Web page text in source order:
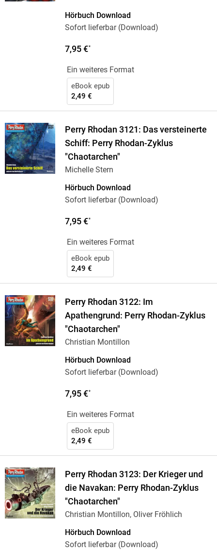
Hörbuch Download
Sofort lieferbar (Download)
7,95 €*
Ein weiteres Format
eBook epub
2,49 €
Perry Rhodan 3121: Das versteinerte
Schiff: Perry Rhodan-Zyklus
"Chaotarchen"
Michelle Stern
Hörbuch Download
Sofort lieferbar (Download)
7,95 €*
Ein weiteres Format
eBook epub
2,49 €
Perry Rhodan 3122: Im
Apathengrund: Perry Rhodan-Zyklus
"Chaotarchen"
Christian Montillon
Hörbuch Download
Sofort lieferbar (Download)
7,95 €*
Ein weiteres Format
eBook epub
2,49 €
Perry Rhodan 3123: Der Krieger und
die Navakan: Perry Rhodan-Zyklus
"Chaotarchen"
Christian Montillon, Oliver Fröhlich
Hörbuch Download
Sofort lieferbar (Download)